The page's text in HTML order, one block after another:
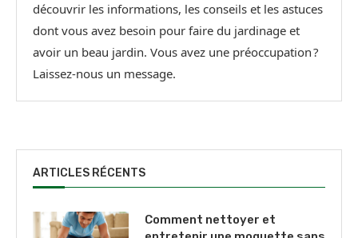
découvrir les informations, les conseils et les astuces
dont vous avez besoin pour faire du jardinage et
avoir un beau jardin. Vous avez une préoccupation ?
Laissez-nous un message.
ARTICLES RÉCENTS
Comment nettoyer et